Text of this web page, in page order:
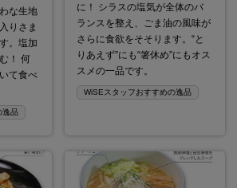
な生地
りさま
。塩加
！ 何
て食べ
逸品
に！ シラスの塩気が全体のバ
ランスを整え、ごま油の風味が
さらに食欲をそそります。“と
りあえず”にも“箸休め”にもオス
スメの一品です。
WiSEスタッフおすすめの逸品